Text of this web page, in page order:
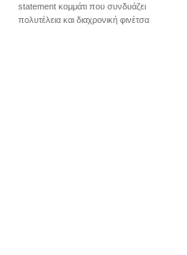
statement κομμάτι που συνδυάζει
πολυτέλεια και διαχρονική φινέτσα